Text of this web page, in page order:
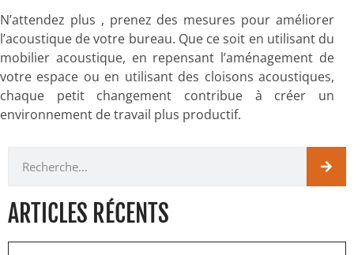
N’attendez plus , prenez des mesures pour améliorer
l’acoustique de votre bureau. Que ce soit en utilisant du
mobilier acoustique, en repensant l’aménagement de
votre espace ou en utilisant des cloisons acoustiques,
chaque petit changement contribue à créer un
environnement de travail plus productif.
ARTICLES RÉCENTS